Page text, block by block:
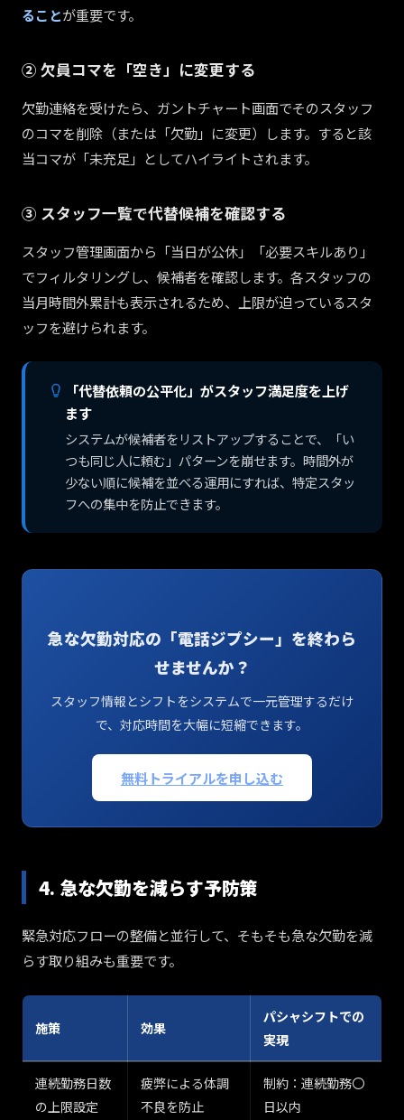
ることが重要です。
② 欠員コマを「空き」に変更する
欠勤連絡を受けたら、ガントチャート画面でそのスタッフ
のコマを削除（または「欠勤」に変更）します。すると該
当コマが「未充足」としてハイライトされます。
③ スタッフ一覧で代替候補を確認する
スタッフ管理画面から「当日が公休」「必要スキルあり」
でフィルタリングし、候補者を確認します。各スタッフの
当月時間外累計も表示されるため、上限が迫っているスタ
ッフを避けられます。
「代替依頼の公平化」がスタッフ満足度を上げ
ます
システムが候補者をリストアップすることで、「い
つも同じ人に頼む」パターンを崩せます。時間外が
少ない順に候補を並べる運用にすれば、特定スタッ
フへの集中を防止できます。
急な欠勤対応の「電話ジプシー」を終わら
せませんか？
スタッフ情報とシフトをシステムで一元管理するだけ
で、対応時間を大幅に短縮できます。
無料トライアルを申し込む
4. 急な欠勤を減らす予防策
緊急対応フローの整備と並行して、そもそも急な欠勤を減
らす取り組みも重要です。
施策 効果
パシャシフトでの
実現
連続勤務日数
の上限設定
疲弊による体調
不良を防止
制約：連続勤務〇
日以内